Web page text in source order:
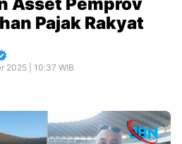
Pajak Rakyat
2025 | 10:37 WIB